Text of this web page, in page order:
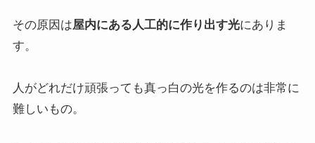
その原因は屋内にある人工的に作り出す光にありま
す。
人がどれだけ頑張っても真っ白の光を作るのは非常に
難しいもの。